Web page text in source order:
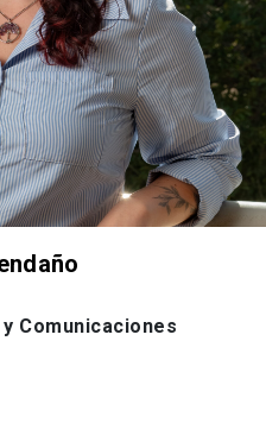
Comunicaciones